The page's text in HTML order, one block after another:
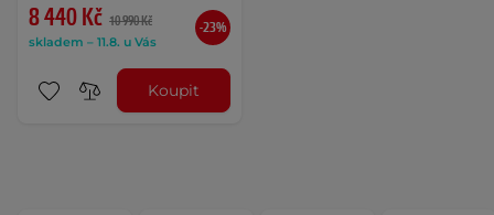
8 440 Kč 10 990 Kč
skladem – 11.8. u Vás
-23%
Koupit